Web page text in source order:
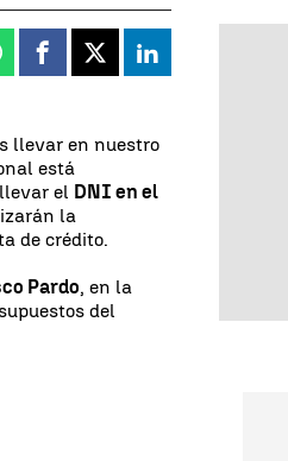
Facebook
X Linkedin
llevar en nuestro
está
el DNI en el
la
de crédito.
Pardo, en la
del